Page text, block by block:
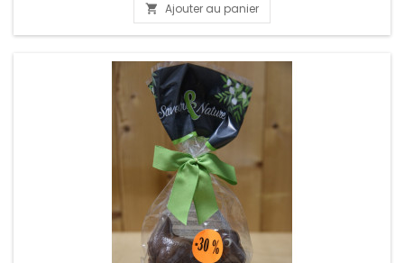
 Ajouter au panier